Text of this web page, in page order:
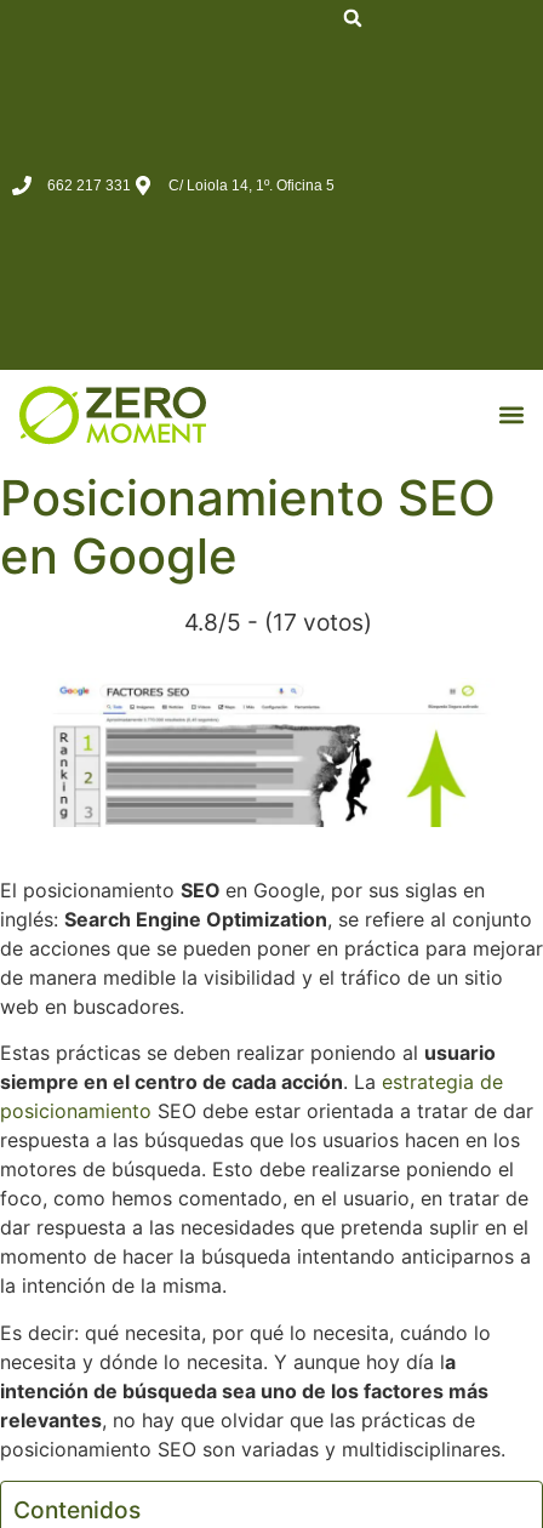
662 217 331 C/ Loiola 14, 1º. Oficina 5
Posicionamiento SEO
en Google
4.8/5 - (17 votos)
El posicionamiento SEO en Google, por sus siglas en
inglés: Search Engine Optimization, se refiere al conjunto
de acciones que se pueden poner en práctica para mejorar
de manera medible la visibilidad y el tráfico de un sitio
web en buscadores.
Estas prácticas se deben realizar poniendo al usuario
siempre en el centro de cada acción. La estrategia de
posicionamiento SEO debe estar orientada a tratar de dar
respuesta a las búsquedas que los usuarios hacen en los
motores de búsqueda. Esto debe realizarse poniendo el
foco, como hemos comentado, en el usuario, en tratar de
dar respuesta a las necesidades que pretenda suplir en el
momento de hacer la búsqueda intentando anticiparnos a
la intención de la misma.
Es decir: qué necesita, por qué lo necesita, cuándo lo
necesita y dónde lo necesita. Y aunque hoy día la
intención de búsqueda sea uno de los factores más
relevantes, no hay que olvidar que las prácticas de
posicionamiento SEO son variadas y multidisciplinares.
Contenidos